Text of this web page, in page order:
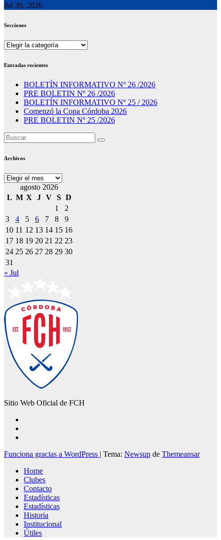
Jul 30, 2026
Secciones
Secciones
Entradas recientes
BOLETÍN INFORMATIVO Nº 26 /2026
PRE BOLETIN Nº 26 /2026
BOLETÍN INFORMATIVO Nº 25 / 2026
Comenzó la Copa Córdoba 2026
PRE BOLETIN Nº 25 /2026
Archivos
Archivos
agosto 2026
L M X J V S D
1
2
3
4 5 6 7 8
9
10 11 12 13 14 15 16
17 18 19 20 21 22 23
24 25 26 27 28 29 30
31
« Jul
Sitio Web Oficial de FCH
Funciona gracias a WordPress | Tema: Newsup de Themeansar
Home
Clubes
Contacto
Estadísticas
Estadísticas
Historia
Institucional
Útiles